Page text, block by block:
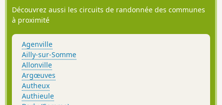
Découvrez aussi les circuits de randonnée des communes
à proximité
Agenville
Ailly-sur-Somme
Allonville
Argœuves
Autheux
Authieule